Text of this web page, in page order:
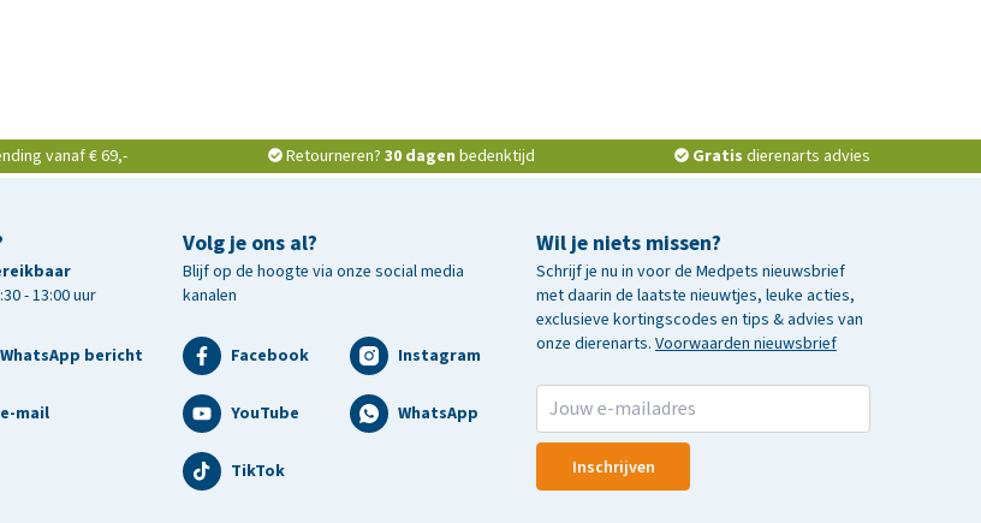
vanaf € 69,- Retourneren? 30 dagen bedenktijd Gratis dierenarts advies
- 13:00 uur
bericht
mail
Wil je niets missen?
Schrijf je nu in voor de Medpets nieuwsbrief
met daarin de laatste nieuwtjes, leuke acties,
exclusieve kortingscodes en tips & advies van
onze dierenarts. Voorwaarden nieuwsbrief
Inschrijven
Volg je ons al?
Blijf op de hoogte via onze social media
kanalen
Facebook Instagram
YouTube WhatsApp
TikTok